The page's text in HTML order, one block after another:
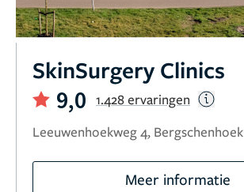
SkinSurgery Clinics
9,0 1.428 ervaringen
Leeuwenhoekweg 4, Bergschenhoek
Meer informatie